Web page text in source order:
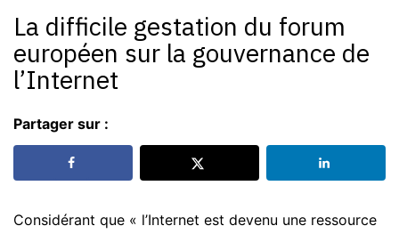
La difficile gestation du forum
européen sur la gouvernance de
l’Internet
Partager sur :
Considérant que « l’Internet est devenu une ressource